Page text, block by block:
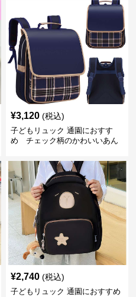
¥3,120 (税込)
子どもリュック 通園におすす
め チェック柄のかわいいあん
¥2,740 (税込)
子どもリュック 通園におすすめ